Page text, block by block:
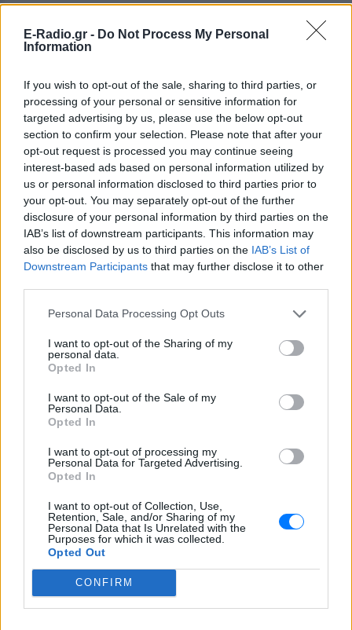
E-Radio.gr - Do Not Process My Personal
Information
If you wish to opt-out of the sale, sharing to third parties, or
processing of your personal or sensitive information for
targeted advertising by us, please use the below opt-out
section to confirm your selection. Please note that after your
opt-out request is processed you may continue seeing
interest-based ads based on personal information utilized by
us or personal information disclosed to third parties prior to
your opt-out. You may separately opt-out of the further
disclosure of your personal information by third parties on the
IAB’s list of downstream participants. This information may
also be disclosed by us to third parties on the IAB’s List of
Downstream Participants that may further disclose it to other
Personal Data Processing Opt Outs
I want to opt-out of the Sharing of my
personal data.
Opted In
I want to opt-out of the Sale of my
Personal Data.
Opted In
I want to opt-out of processing my
Personal Data for Targeted Advertising.
Opted In
I want to opt-out of Collection, Use,
Retention, Sale, and/or Sharing of my
Personal Data that Is Unrelated with the
Purposes for which it was collected.
Opted Out
CONFIRM
ΔΕΙΤΕ ΕΠΙΣΗΣ
ΣΤΗΝ ΙΔΙΑ ΚΑΤΗΓΟΡΙΑ
Meta έξυπνα γυαλιά: Γιατί
εστιατόρια, παμπ και θέατρα
στη Βρετανία τα απαγορεύουν
Από τον εστιάτορα Τζέρεμι Κινγκ ως την
αλυσίδα Wetherspoons και τον όμιλο ATG
πόρτα στα Ray-Ban Meta glasses.
ηγεσία του MAGA
ιδιωτικά το πιο ξεκάθαρο μέχρι σήμερα
σήμα υπέρ του αντιπροέδρου ως
διαδόχου του στο Ρεπουμπλικανικό
Κόμμα, ενώ παράλληλα διατηρεί ανοιχτή
EasyJet ‑ Στην αμερικανική